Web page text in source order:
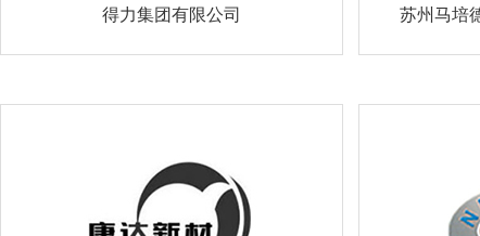
得力集团有限公司 苏州马培